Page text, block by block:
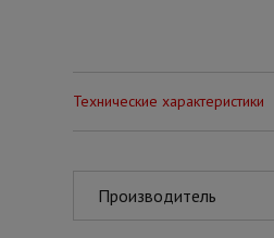
Технические характеристики
Производитель